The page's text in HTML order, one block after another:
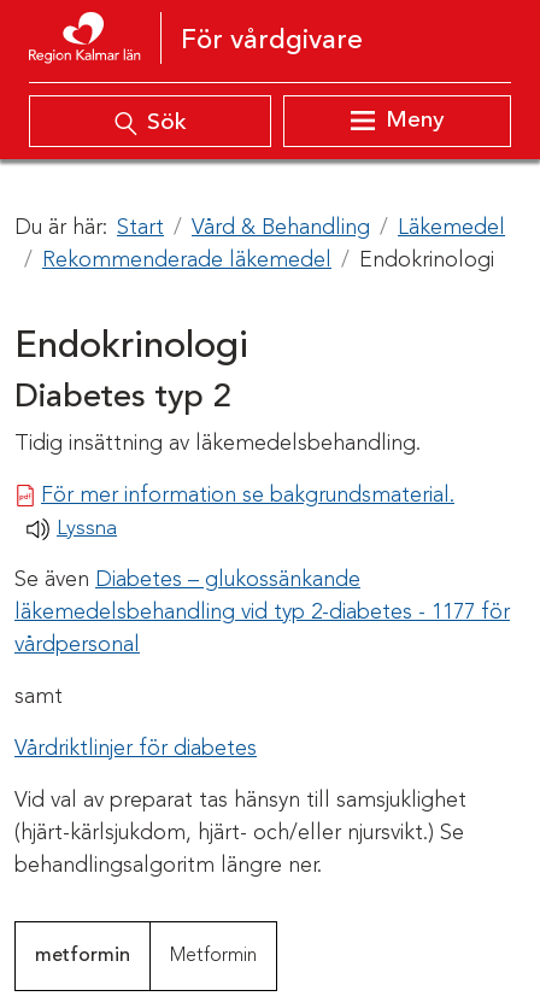
Hoppa till innehåll
För vårdgivare
Sök Meny
Du är här: Start Vård & Behandling
Läkemedel
Rekommenderade läkemedel
Endokrinologi
Endokrinologi
Diabetes typ 2
Tidig insättning av läkemedelsbehandling.
För mer information se bakgrundsmaterial.
Lyssna
Se även Diabetes – glukossänkande
läkemedelsbehandling vid typ 2-diabetes - 1177 för
vårdpersonal
samt
Vårdriktlinjer för diabetes
Vid val av preparat tas hänsyn till samsjuklighet
(hjärt-kärlsjukdom, hjärt- och/eller njursvikt.) Se
behandlingsalgoritm längre ner.
metformin Metformin